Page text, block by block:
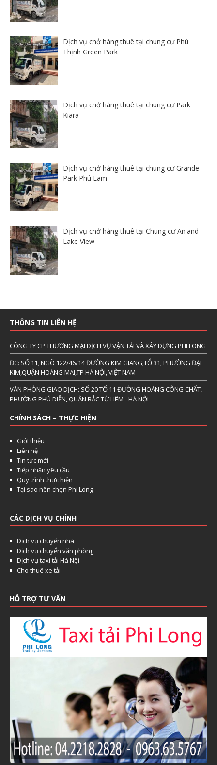
Dịch vụ chở hàng thuê tại chung cư Phú
Thịnh Green Park
Dịch vụ chở hàng thuê tại chung cư Park
Kiara
Dịch vụ chở hàng thuê tại chung cư Grande
Park Phú Lãm
Dịch vụ chở hàng thuê tại Chung cư Anland
Lake View
THÔNG TIN LIÊN HỆ
CÔNG TY CP THƯƠNG MẠI DỊCH VỤ VẬN TẢI VÀ XÂY DỰNG PHI LONG
ĐC: SỐ 11, NGÕ 122/46/14 ĐƯỜNG KIM GIANG,TỔ 31, PHƯỜNG ĐẠI
KIM,QUẬN HOÀNG MAI,TP HÀ NỘI, VIỆT NAM
VĂN PHÒNG GIAO DỊCH: SỐ 20 TỔ 11 ĐƯỜNG HOÀNG CÔNG CHẤT,
PHƯỜNG PHÚ DIỄN, QUẬN BẮC TỪ LIÊM - HÀ NỘI
CHÍNH SÁCH – THỰC HIỆN
Giới thiệu
Liên hệ
Tin tức mới
Tiếp nhận yêu cầu
Quy trình thực hiện
Tại sao nên chọn Phi Long
CÁC DỊCH VỤ CHÍNH
Dịch vụ chuyển nhà
Dịch vụ chuyển văn phòng
Dịch vụ taxi tải Hà Nội
Cho thuê xe tải
HỖ TRỢ TƯ VẤN